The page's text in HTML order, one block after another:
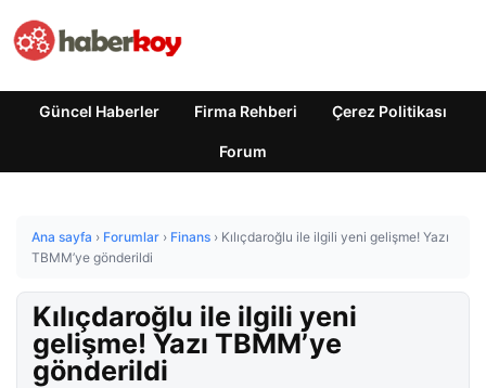
Güncel Haberler Firma Rehberi Çerez Politikası
Forum
Ana sayfa › Forumlar › Finans › Kılıçdaroğlu ile ilgili yeni gelişme! Yazı
TBMM’ye gönderildi
Kılıçdaroğlu ile ilgili yeni
gelişme! Yazı TBMM’ye
gönderildi